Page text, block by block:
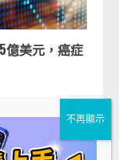
億美元，癌症